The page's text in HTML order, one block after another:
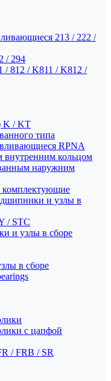
213 / 222 /
/ 294
812 / K811 / K812 /
K / KT
типа
RPNA
кольцом
наружним
комплектующие
и узлы в
/ STC
и узлы в сборе
в сборе
с цапфой
/ FRB / SR